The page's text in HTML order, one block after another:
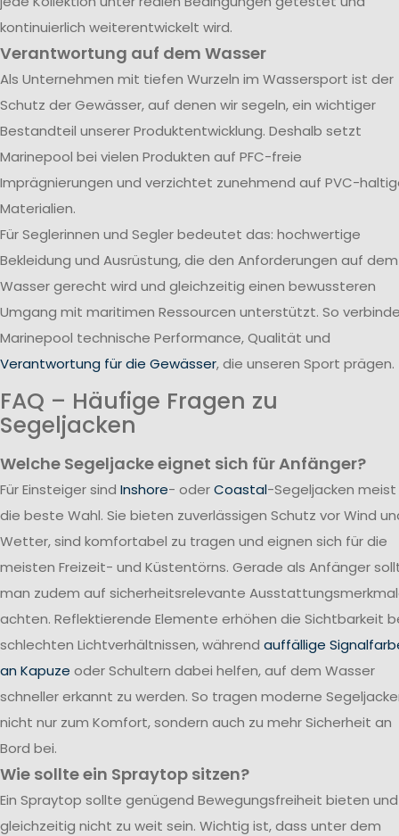
kontinuierlich weiterentwickelt wird.
Verantwortung auf dem Wasser
Als Unternehmen mit tiefen Wurzeln im Wassersport ist der
Schutz der Gewässer, auf denen wir segeln, ein wichtiger
Bestandteil unserer Produktentwicklung. Deshalb setzt
Marinepool bei vielen Produkten auf PFC-freie
Imprägnierungen und verzichtet zunehmend auf PVC-
Materialien.
Für Seglerinnen und Segler bedeutet das: hochwertige
Bekleidung und Ausrüstung, die den Anforderungen auf dem
Wasser gerecht wird und gleichzeitig einen bewussteren
Umgang mit maritimen Ressourcen unterstützt. So
Marinepool technische Performance, Qualität und
Verantwortung für die Gewässer, die unseren Sport prägen.
FAQ – Häufige Fragen zu
Segeljacken
Welche Segeljacke eignet sich für Anfänger?
Für Einsteiger sind Inshore- oderCoastal-Segeljacken meist
die beste Wahl. Sie bieten zuverlässigen Schutz vor Wind
Wetter, sind komfortabel zu tragen und eignen sich für die
meisten Freizeit- und Küstentörns. Gerade als Anfänger
man zudem auf sicherheitsrelevante
achten. Reflektierende Elemente erhöhen die Sichtbarkeit
schlechten Lichtverhältnissen, während auffällige
an Kapuze oder Schultern dabei helfen, auf dem Wasser
schneller erkannt zu werden. So tragen moderne
nicht nur zum Komfort, sondern auch zu mehr Sicherheit an
Bord bei.
Wie sollte ein Spraytop sitzen?
Ein Spraytop sollte genügend Bewegungsfreiheit bieten und
gleichzeitig nicht zu weit sein. Wichtig ist, dass unter dem